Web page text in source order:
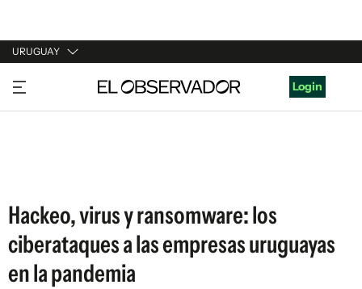
URUGUAY
URUGUAY
ARGENTINA
Login
Hackeo, virus y ransomware: los
ciberataques a las empresas uruguayas
en la pandemia